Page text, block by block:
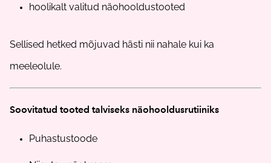
hoolikalt valitud näohooldustooted
Sellised hetked mõjuvad hästi nii nahale kui ka
meeleolule.
Soovitatud tooted talviseks näohooldusrutiiniks
Puhastustoode